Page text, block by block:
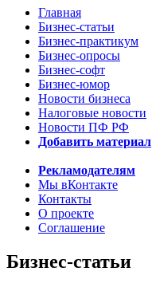
Главная
Бизнес-статьи
Бизнес-практикум
Бизнес-опросы
Бизнес-софт
Бизнес-юмор
Новости бизнеса
Налоговые новости
Новости ПФ РФ
Добавить материал
Рекламодателям
Мы вКонтакте
Контакты
О проекте
Соглашение
Бизнес-статьи